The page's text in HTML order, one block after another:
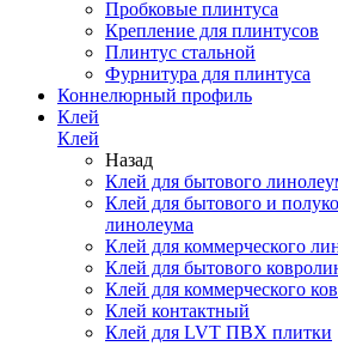
Пробковые плинтуса
Крепление для плинтусов
Плинтус стальной
Фурнитура для плинтуса
Коннелюрный профиль
Клей
Клей
Назад
Клей для бытового
Клей для бытового и
линолеума
Клей для коммерческого
Клей для бытового
Клей для коммерческого
Клей контактный
Клей для LVT ПВХ плитки